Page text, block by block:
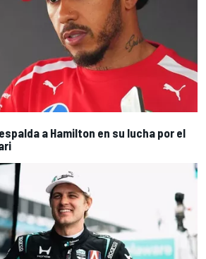
a Hamilton en su lucha por el